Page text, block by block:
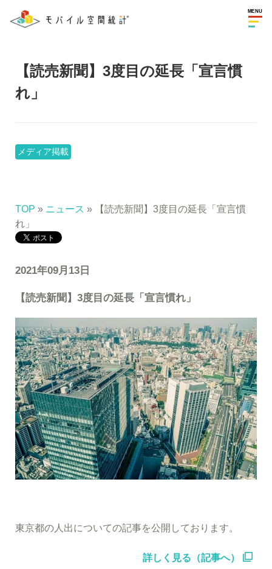
MENU
【読売新聞】3度目の延長「宣言慣
れ」
メディア掲載
TOP » ニュース » 【読売新聞】3度目の延長「宣言慣
れ」
2021年09月13日
【読売新聞】3度目の延長「宣言慣れ」
東京都の人出についての記事を公開しております。
詳しく見る（記事へ）